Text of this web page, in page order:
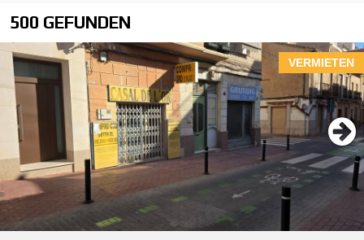
500 GEFUNDEN
VERMIETEN